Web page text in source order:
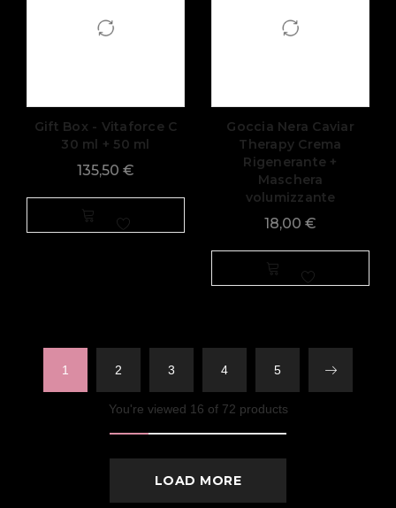
Gift Box - Vitaforce C
30 ml + 50 ml
135,50 €
Goccia Nera Caviar
Therapy Crema
Rigenerante +
Maschera
volumizzante
18,00 €
1 2 3 4 5
You're viewed 16 of 72 products
LOAD MORE